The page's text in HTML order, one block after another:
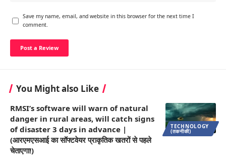
Save my name, email, and website in this browser for the next time I
comment.
You Might also Like
TECHNOLOGY
(तकनीकी)
RMSI’s software will warn of natural
danger in rural areas, will catch signs
of disaster 3 days in advance |
(आरएमएसआई का सॉफ्टवेयर प्राकृतिक खतरों से पहले
चेताएगा!)